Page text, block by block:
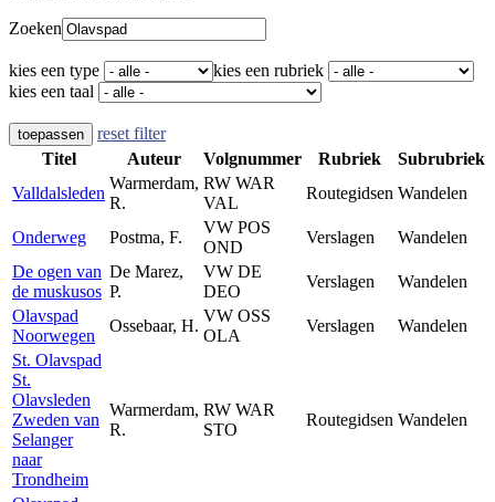
Zoeken
kies een type
kies een rubriek
kies een taal
toepassen
reset filter
Titel
Auteur Volgnummer Rubriek
Subrubriek
Valldalsleden
Warmerdam,
R.
RW WAR
VAL
Routegidsen Wandelen
Onderweg Postma, F.
VW POS
OND
Verslagen
Wandelen
De ogen van
de muskusos
De Marez,
P.
VW DE
DEO
Verslagen
Wandelen
Olavspad
Noorwegen
Ossebaar, H.
VW OSS
OLA
Verslagen
Wandelen
St. Olavspad
St.
Olavsleden
Zweden van
Selanger
naar
Trondheim
Warmerdam,
R.
RW WAR
STO
Routegidsen Wandelen